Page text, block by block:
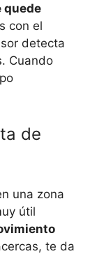
quede
con el
detecta
Cuando
de
una zona
útil
te da